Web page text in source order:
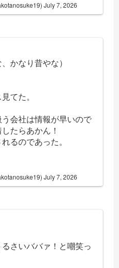
July 7, 2026
かなり昔やな）
てた。
会社は情報が早いので
たらあかん！
るのであった。
July 7, 2026
さいババァ！と嘲笑っ